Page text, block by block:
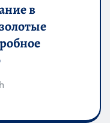
в